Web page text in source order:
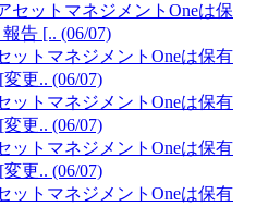
セットマネジメントOneは保
告 [.. (06/07)
ットマネジメントOneは保有
更.. (06/07)
ットマネジメントOneは保有
更.. (06/07)
ットマネジメントOneは保有
更.. (06/07)
ットマネジメントOneは保有